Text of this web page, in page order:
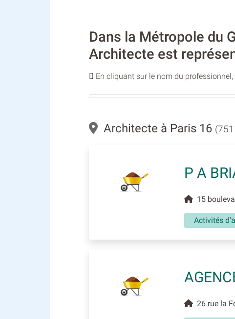
Dans la Métropole du
Architecte est
En cliquant sur le nom du
Architecte à Paris 16
P A
15
Activités
26 rue la